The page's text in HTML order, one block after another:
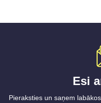
Esi
Pieraksties un saņem